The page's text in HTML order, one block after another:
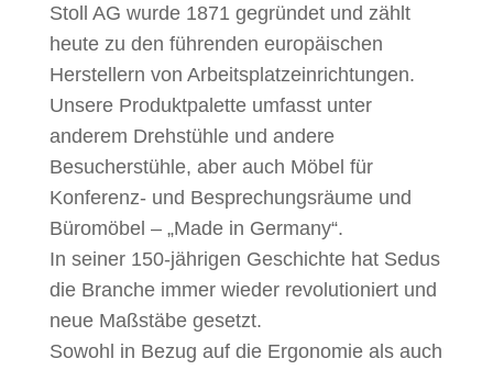
Stoll AG wurde 1871 gegründet und zählt
heute zu den führenden europäischen
Herstellern von Arbeitsplatzeinrichtungen.
Unsere Produktpalette umfasst unter
anderem Drehstühle und andere
Besucherstühle, aber auch Möbel für
Konferenz- und Besprechungsräume und
Büromöbel – „Made in Germany“.
In seiner 150-jährigen Geschichte hat Sedus
die Branche immer wieder revolutioniert und
neue Maßstäbe gesetzt.
Sowohl in Bezug auf die Ergonomie als auch